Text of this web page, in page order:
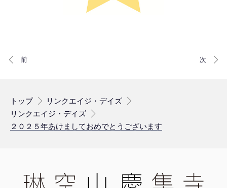
トップ
リンクエイジ・デイズ
リンクエイジ・デイズ
２０２５年あけましておめでとうございます